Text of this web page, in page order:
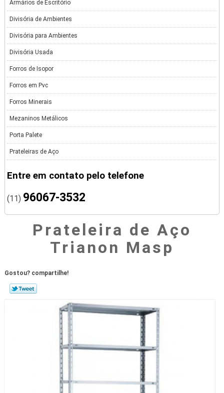
Armários de Escritório
Divisória de Ambientes
Divisória para Ambientes
Divisória Usada
Forros de Isopor
Forros em Pvc
Forros Minerais
Mezaninos Metálicos
Porta Palete
Prateleiras de Aço
Entre em contato pelo telefone
(11) 96067-3532
Prateleira de Aço
Trianon Masp
Gostou? compartilhe!